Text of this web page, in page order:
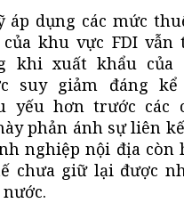
áp dụng các mức
khu vực FDI vẫn
khi xuất khẩu của
suy giảm đáng
yếu hơn trước các
phản ánh sự liên
nghiệp nội địa còn
chưa giữ lại được